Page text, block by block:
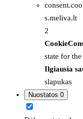
s.meliva.lt
2
state for
Ilgiausia
slapukas
Nuostatos 0